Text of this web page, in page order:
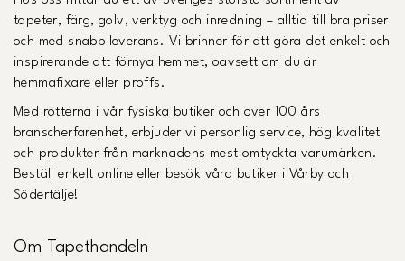
tapeter, färg, golv, verktyg och inredning – alltid till bra priser
och med snabb leverans. Vi brinner för att göra det enkelt och
inspirerande att förnya hemmet, oavsett om du är
hemmafixare eller proffs.
Med rötterna i vår fysiska butiker och över 100 års
branscherfarenhet, erbjuder vi personlig service, hög kvalitet
och produkter från marknadens mest omtyckta varumärken.
Beställ enkelt online eller besök våra butiker i Vårby och
Södertälje!
Om Tapethandeln